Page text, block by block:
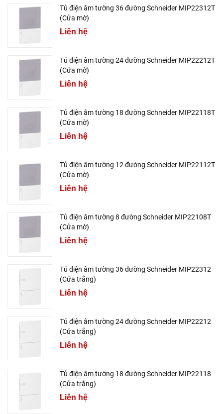
Tủ điện âm tường 36 đường Schneider MIP22312T
(Cửa mờ)
Liên hệ
Tủ điện âm tường 24 đường Schneider MIP22212T
(Cửa mờ)
Liên hệ
Tủ điện âm tường 18 đường Schneider MIP22118T
(Cửa mờ)
Liên hệ
Tủ điện âm tường 12 đường Schneider MIP22112T
(Cửa mờ)
Liên hệ
Tủ điện âm tường 8 đường Schneider MIP22108T
(Cửa mờ)
Liên hệ
Tủ điện âm tường 36 đường Schneider MIP22312
(Cửa trắng)
Liên hệ
Tủ điện âm tường 24 đường Schneider MIP22212
(Cửa trắng)
Liên hệ
Tủ điện âm tường 18 đường Schneider MIP22118
(Cửa trắng)
Liên hệ